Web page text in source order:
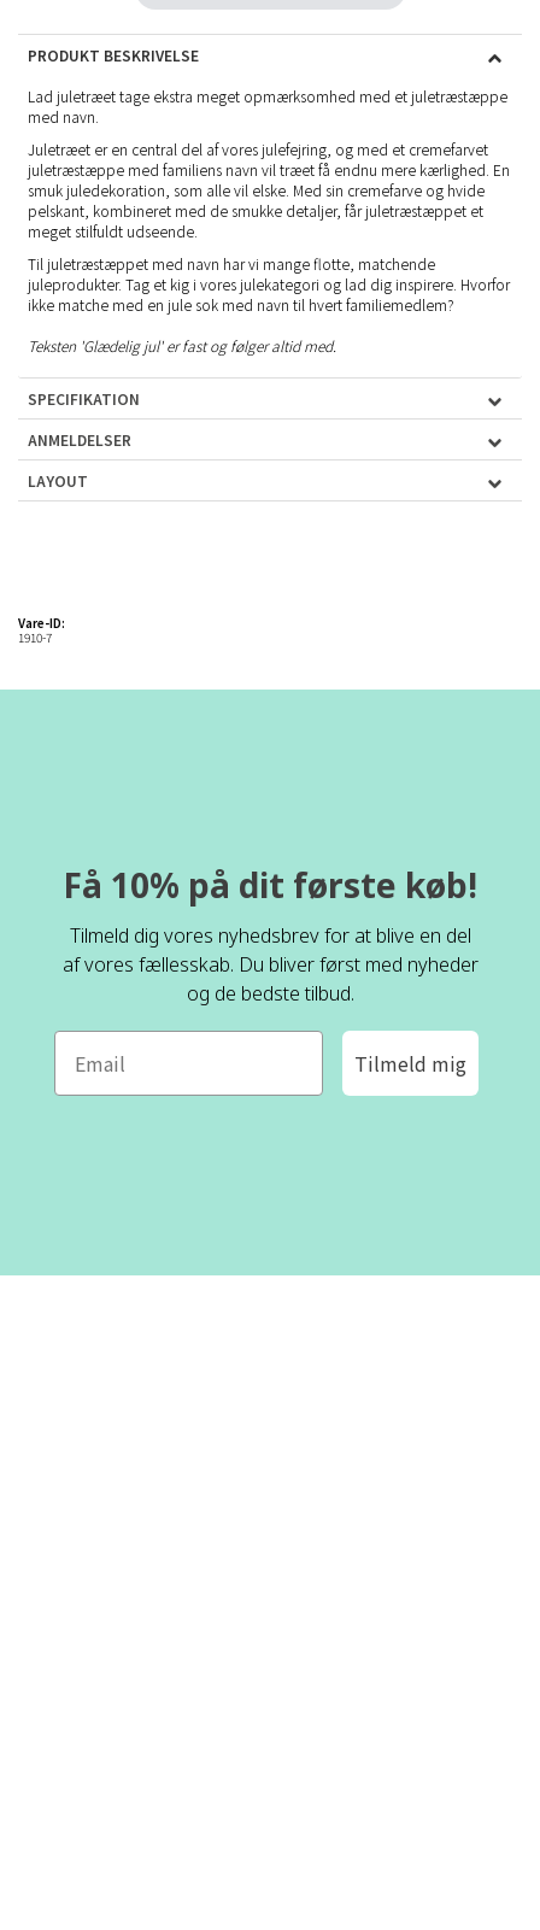
PRODUKT BESKRIVELSE
Lad juletræet tage ekstra meget opmærksomhed med et juletræstæppe
med navn.
Juletræet er en central del af vores julefejring, og med et cremefarvet
juletræstæppe med familiens navn vil træet få endnu mere kærlighed. En
smuk juledekoration, som alle vil elske. Med sin cremefarve og hvide
pelskant, kombineret med de smukke detaljer, får juletræstæppet et
meget stilfuldt udseende.
Til juletræstæppet med navn har vi mange flotte, matchende
juleprodukter. Tag et kig i vores julekategori og lad dig inspirere. Hvorfor
ikke matche med en jule sok med navn til hvert familiemedlem?
Teksten 'Glædelig jul' er fast og følger altid med.
SPECIFIKATION
ANMELDELSER
LAYOUT
Vare-ID:
1910-7
Få 10% på dit første køb!
Tilmeld dig vores nyhedsbrev for at blive en del
af vores fællesskab. Du bliver først med nyheder
og de bedste tilbud.
Tilmeld mig